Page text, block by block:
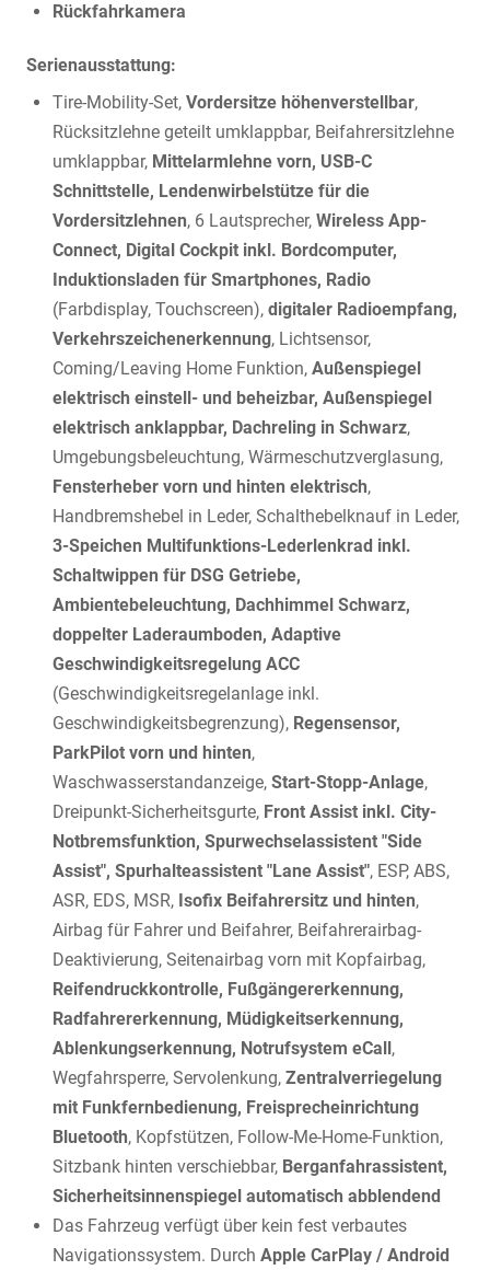
Rückfahrkamera
Serienausstattung:
Tire-Mobility-Set, Vordersitze höhenverstellbar,
Rücksitzlehne geteilt umklappbar, Beifahrersitzlehne
umklappbar, Mittelarmlehne vorn, USB-C
Schnittstelle, Lendenwirbelstütze für die
Vordersitzlehnen, 6 Lautsprecher, Wireless App-
Connect, Digital Cockpit inkl. Bordcomputer,
Induktionsladen für Smartphones, Radio
(Farbdisplay, Touchscreen), digitaler Radioempfang,
Verkehrszeichenerkennung, Lichtsensor,
Coming/Leaving Home Funktion, Außenspiegel
elektrisch einstell- und beheizbar, Außenspiegel
elektrisch anklappbar, Dachreling in Schwarz,
Umgebungsbeleuchtung, Wärmeschutzverglasung,
Fensterheber vorn und hinten elektrisch,
Handbremshebel in Leder, Schalthebelknauf in Leder,
3-Speichen Multifunktions-Lederlenkrad inkl.
Schaltwippen für DSG Getriebe,
Ambientebeleuchtung, Dachhimmel Schwarz,
doppelter Laderaumboden, Adaptive
Geschwindigkeitsregelung ACC
(Geschwindigkeitsregelanlage inkl.
Geschwindigkeitsbegrenzung), Regensensor,
ParkPilot vorn und hinten,
Waschwasserstandanzeige, Start-Stopp-Anlage,
Dreipunkt-Sicherheitsgurte, Front Assist inkl. City-
Notbremsfunktion, Spurwechselassistent "Side
Assist", Spurhalteassistent "Lane Assist", ESP, ABS,
ASR, EDS, MSR, Isofix Beifahrersitz und hinten,
Airbag für Fahrer und Beifahrer, Beifahrerairbag-
Deaktivierung, Seitenairbag vorn mit Kopfairbag,
Reifendruckkontrolle, Fußgängererkennung,
Radfahrererkennung, Müdigkeitserkennung,
Ablenkungserkennung, Notrufsystem eCall ,
Wegfahrsperre, Servolenkung, Zentralverriegelung
mit Funkfernbedienung, Freisprecheinrichtung
Bluetooth, Kopfstützen, Follow-Me-Home-Funktion,
Sitzbank hinten verschiebbar, Berganfahrassistent,
Sicherheitsinnenspiegel automatisch abblendend
Das Fahrzeug verfügt über kein fest verbautes
Navigationssystem. Durch Apple CarPlay / Android